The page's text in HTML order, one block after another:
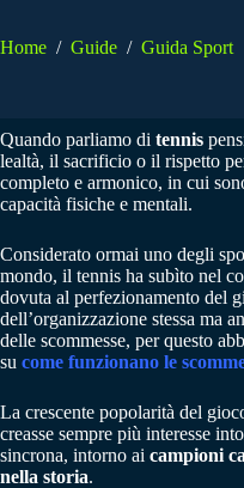
Home / Guide / Guida Sport
Quando parliamo di tennis
lealtà, il sacrificio o il rispetto
completo e armonico, in cui
capacità fisiche e mentali.
Considerato ormai uno degli
mondo, il tennis ha subìto nel
dovuta al perfezionamento del
dell’organizzazione stessa ma
delle scommesse, per questo
su come funzionano le
La crescente popolarità del
creasse sempre più interesse
sincrona, intorno ai campioni
nella storia.